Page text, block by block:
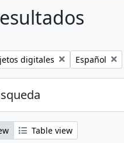
filter:digitales Remove filter:
Español
Table view